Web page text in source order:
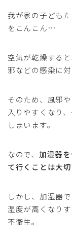
子育て
おもちゃ・ゲ
キッズ携帯・
動画配信
子育て便利
男性育休
見守りGPS
家電
我が家の子ども
をこんこん…
空気が乾燥する
邪などの感染に
そのため、風邪
入りやすくなり
しまいます。
なので、 加湿器
て行くことは大切
しかし、加湿器
湿度が高くなり
不衛生。